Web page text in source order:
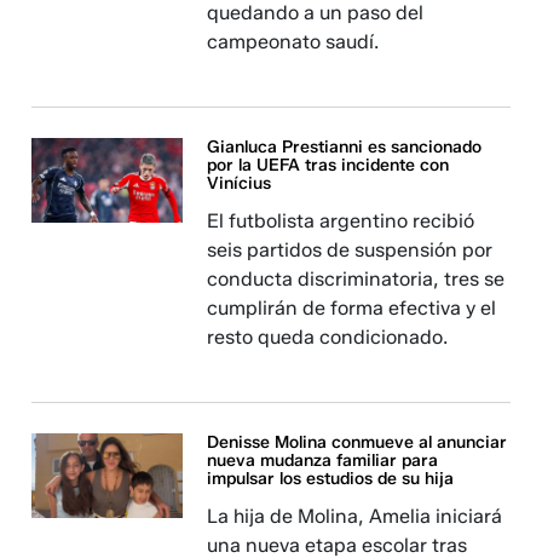
quedando a un paso del
campeonato saudí.
Gianluca Prestianni es sancionado
por la UEFA tras incidente con
Vinícius
El futbolista argentino recibió
seis partidos de suspensión por
conducta discriminatoria, tres se
cumplirán de forma efectiva y el
resto queda condicionado.
Denisse Molina conmueve al anunciar
nueva mudanza familiar para
impulsar los estudios de su hija
La hija de Molina, Amelia iniciará
una nueva etapa escolar tras